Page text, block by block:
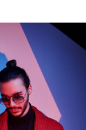
are the must-
for a chic
do you choose